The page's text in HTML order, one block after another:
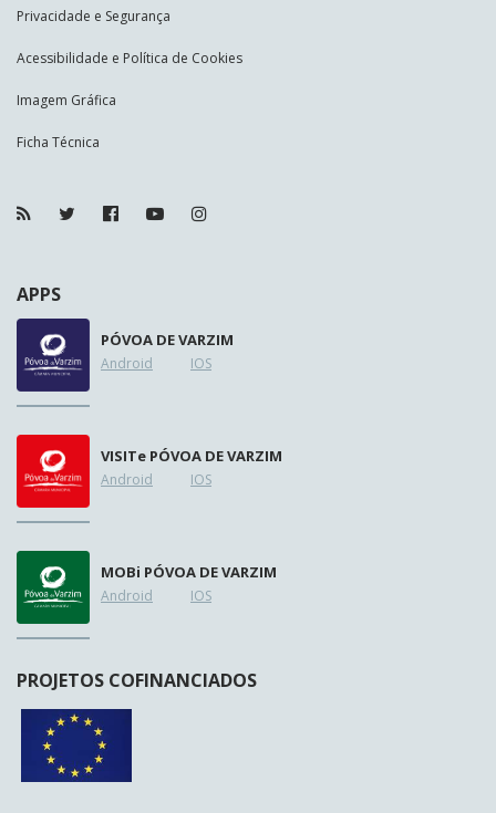
Privacidade e Segurança
Acessibilidade e Política de Cookies
Imagem Gráfica
Ficha Técnica
APPS
PÓVOA DE VARZIM
Android IOS
VISITe PÓVOA DE VARZIM
Android IOS
MOBi PÓVOA DE VARZIM
Android IOS
PROJETOS COFINANCIADOS